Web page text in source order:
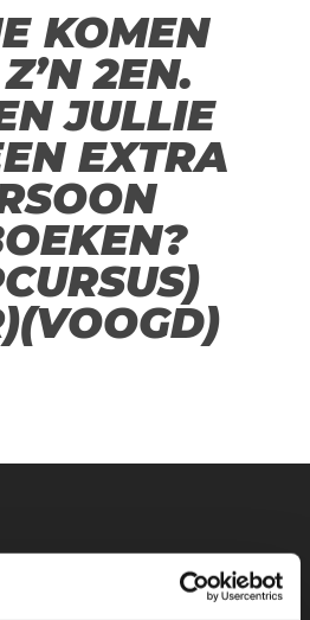
KOMEN
2EN.
JULLIE
EXTRA
VERLENGEN?